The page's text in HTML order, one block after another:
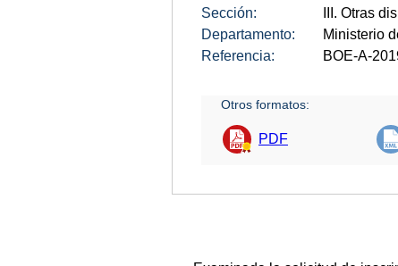
Sección:
III. Otras
Departamento:
Ministerio
Referencia:
BOE-A-
Otros formatos:
PDF